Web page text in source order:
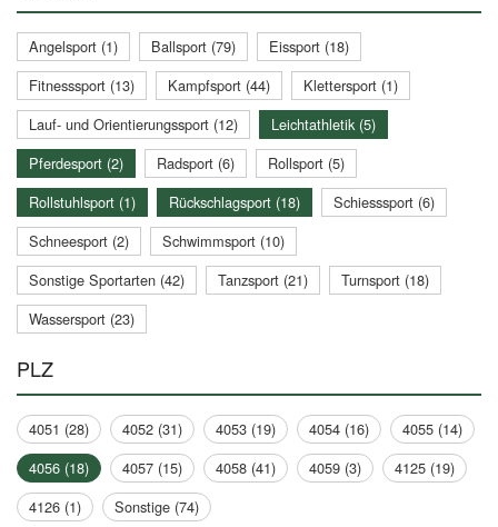
Angelsport (1) Ballsport (79)
Eissport (18)
Fitnesssport (13)
Kampfsport (44)
Klettersport (1)
Lauf- und Orientierungssport (12)
Leichtathletik (5)
Pferdesport (2)
Radsport (6)
Rollsport (5)
Rollstuhlsport (1)
Rückschlagsport (18)
Schiesssport (6)
Schneesport (2)
Schwimmsport (10)
Sonstige Sportarten (42)
Tanzsport (21)
Turnsport (18)
Wassersport (23)
PLZ
4051 (28) 4052 (31) 4053 (19) 4054 (16)
4055 (14)
4056 (18)
4057 (15) 4058 (41) 4059 (3)
4125 (19)
4126 (1)
Sonstige (74)